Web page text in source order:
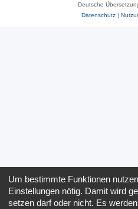
Deutsche
Datenschutz|
Um bestimmte Funktionen
Einstellungen nötig. Damit wird
setzen darf oder nicht. Es